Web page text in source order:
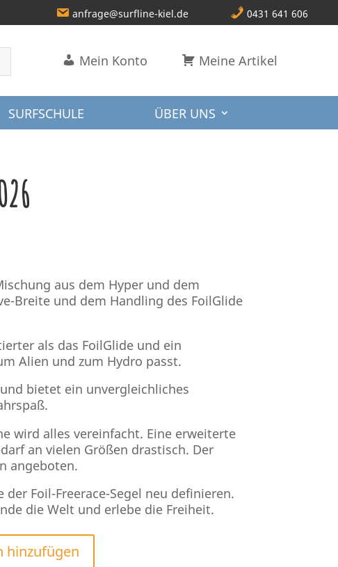
0431 641 606
anfrage@surfline-kiel.de
Meine Artikel
Mein Konto
SURFSCHULE ÜBER UNS
aus dem Hyper und dem
Breite und dem Handling des FoilGlide
als das FoilGlide und ein
Alien und zum Hydro passt.
bietet ein unvergleichliches
wird alles vereinfacht. Eine erweiterte
an vielen Größen drastisch. Der
angeboten.
Foil-Freerace-Segel neu definieren.
die Welt und erlebe die Freiheit.
hinzufügen